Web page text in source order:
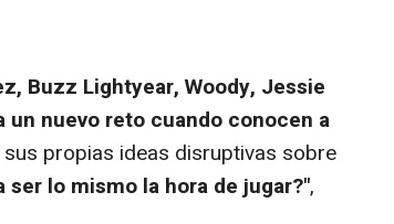
Buzz Lightyear, Woody, Jessie
nuevo reto cuando conocen a
propias ideas disruptivas sobre
ser lo mismo la hora de jugar?",